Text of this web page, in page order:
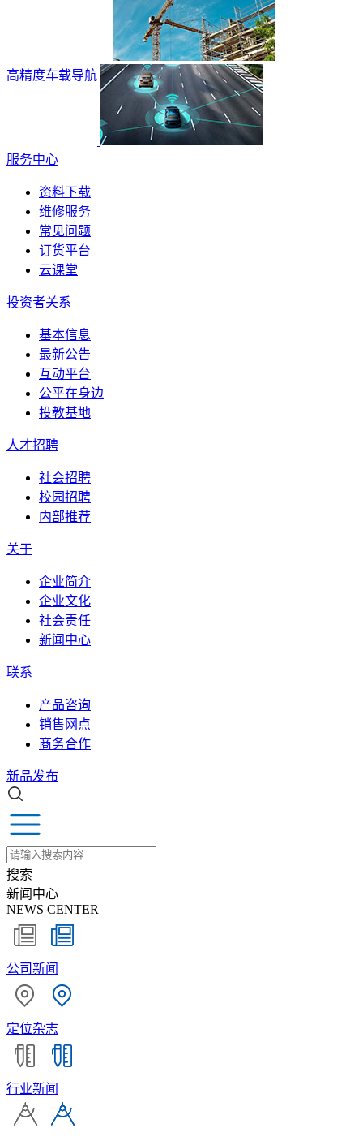
高精度车载导航
服务中心
资料下载
维修服务
常见问题
订货平台
云课堂
投资者关系
基本信息
最新公告
互动平台
公平在身边
投教基地
人才招聘
社会招聘
校园招聘
内部推荐
关于
企业简介
企业文化
社会责任
新闻中心
联系
产品咨询
销售网点
商务合作
新品发布
搜索
新闻中心
NEWS CENTER
公司新闻
定位杂志
行业新闻